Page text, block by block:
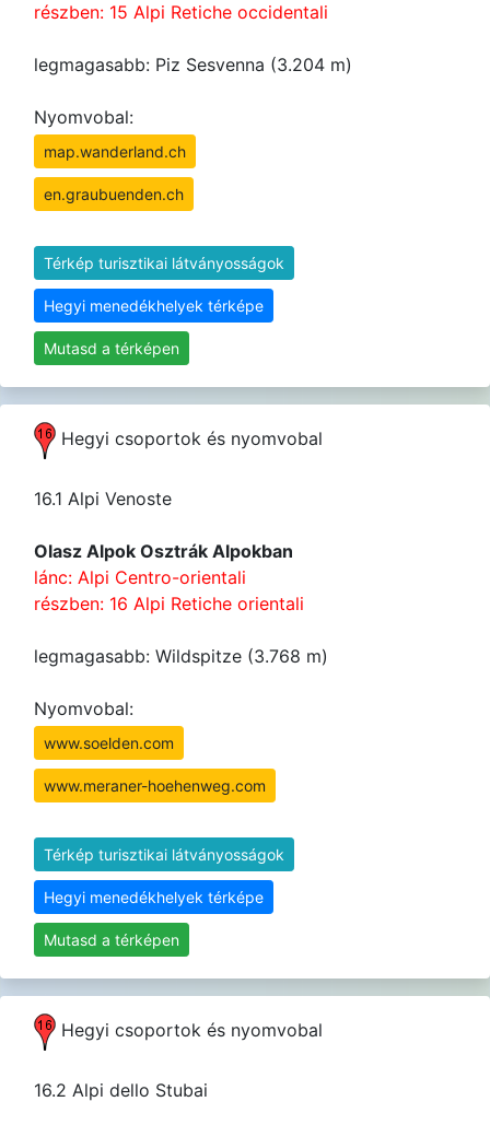
részben: 15 Alpi Retiche occidentali
legmagasabb: Piz Sesvenna (3.204 m)
Nyomvobal:
map.wanderland.ch
en.graubuenden.ch
Térkép turisztikai látványosságok
Hegyi menedékhelyek térképe
Mutasd a térképen
Hegyi csoportok és nyomvobal
16.1 Alpi Venoste
Olasz Alpok Osztrák Alpokban
lánc: Alpi Centro-orientali
részben: 16 Alpi Retiche orientali
legmagasabb: Wildspitze (3.768 m)
Nyomvobal:
www.soelden.com
www.meraner-hoehenweg.com
Térkép turisztikai látványosságok
Hegyi menedékhelyek térképe
Mutasd a térképen
Hegyi csoportok és nyomvobal
16.2 Alpi dello Stubai